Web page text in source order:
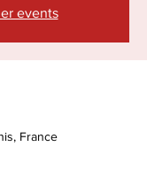
events
France